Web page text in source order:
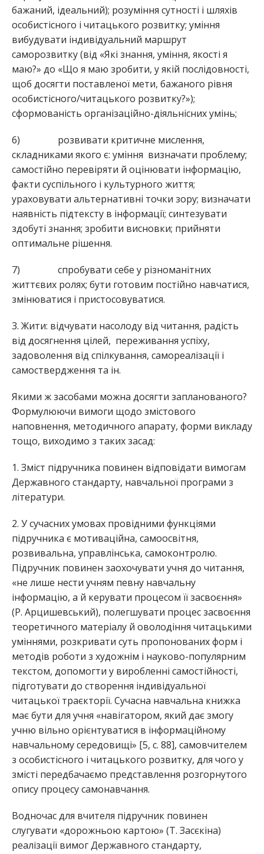
бажаний, ідеальний); розуміння сутності і шляхів
особистісного і читацького розвитку; уміння
вибудувати індивідуальний маршрут
саморозвитку (від «Які знання, уміння, якості я
маю?» до «Що я маю зробити, у якій послідовності,
щоб досягти поставленої мети, бажаного рівня
особистісного/читацького розвитку?»);
сформованість організаційно-діяльнісних умінь;
6) розвивати критичне мислення,
складниками якого є: уміння визначати проблему;
самостійно перевіряти й оцінювати інформацію,
факти суспільного і культурного життя;
ураховувати альтернативні точки зору; визначати
наявність підтексту в інформації; синтезувати
здобуті знання; зробити висновки; прийняти
оптимальне рішення.
7) спробувати себе у різноманітних
життєвих ролях; бути готовим постійно навчатися,
змінюватися і пристосовуватися.
3. Жити: відчувати насолоду від читання, радість
від досягнення цілей, переживання успіху,
задоволення від спілкування, самореалізації і
самоствердження та ін.
Якими ж засобами можна досягти запланованого?
Формулюючи вимоги щодо змістового
наповнення, методичного апарату, форми викладу
тощо, виходимо з таких засад:
1. Зміст підручника повинен відповідати вимогам
Державного стандарту, навчальної програми з
літератури.
2. У сучасних умовах провідними функціями
підручника є мотиваційна, самоосвітня,
розвивальна, управлінська, самоконтролю.
Підручник повинен заохочувати учня до читання,
«не лише нести учням певну навчальну
інформацію, а й керувати процесом її засвоєння»
(Р. Арцишевський), полегшувати процес засвоєння
теоретичного матеріалу й оволодіння читацькими
уміннями, розкривати суть пропонованих форм і
методів роботи з художнім і науково-популярним
текстом, допомогти у виробленні самостійності,
підготувати до створення індивідуальної
читацької траєкторії. Сучасна навчальна книжка
має бути для учня «навігатором, який дає змогу
учню вільно орієнтуватися в інформаційному
навчальному середовищі» [5, с. 88], самовчителем
з особистісного і читацького розвитку, для чого у
змісті передбачаємо представлення розгорнутого
опису процесу самонавчання.
Водночас для вчителя підручник повинен
слугувати «дорожньою картою» (Т. Засєкіна)
реалізації вимог Державного стандарту,